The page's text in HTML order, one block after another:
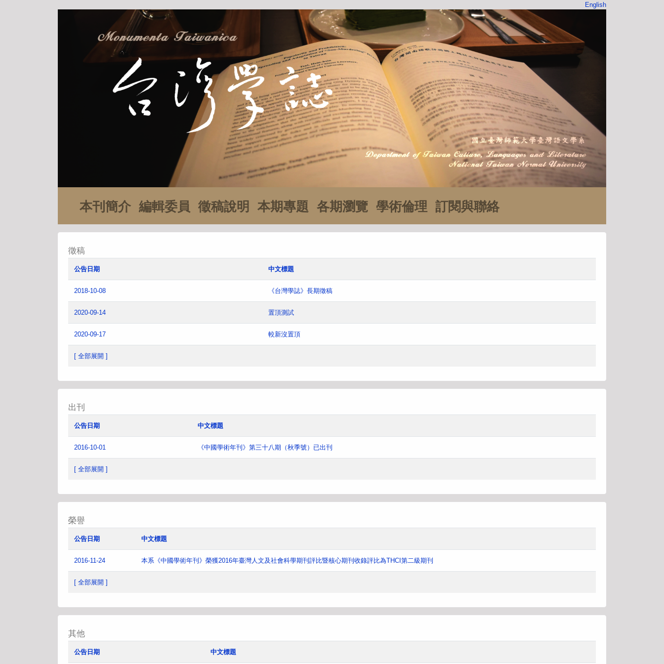
English
本刊簡介 編輯委員 徵稿說明 本期專題 各期瀏覽 學術倫理 訂閱與聯絡
徵稿
公告日期 中文標題
2018-10-08 《台灣學誌》長期徵稿
2020-09-14 置頂測試
2020-09-17 較新沒置頂
[ 全部展開 ]
出刊
公告日期 中文標題
2016-10-01 《中國學術年刊》第三十八期（秋季號）已出刊
[ 全部展開 ]
榮譽
公告日期 中文標題
2016-11-24 本系《中國學術年刊》榮獲2016年臺灣人文及社會科學期刊評比暨核心期刊收錄評比為THCI第二級期刊
[ 全部展開 ]
其他
公告日期 中文標題